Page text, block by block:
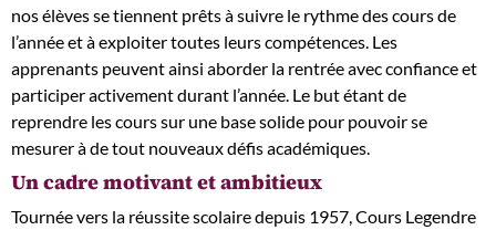
nos élèves se tiennent prêts à suivre le rythme des cours de
l’année et à exploiter toutes leurs compétences. Les
apprenants peuvent ainsi aborder la rentrée avec confiance et
participer activement durant l’année. Le but étant de
reprendre les cours sur une base solide pour pouvoir se
mesurer à de tout nouveaux défis académiques.
Un cadre motivant et ambitieux
Tournée vers la réussite scolaire depuis 1957, Cours Legendre